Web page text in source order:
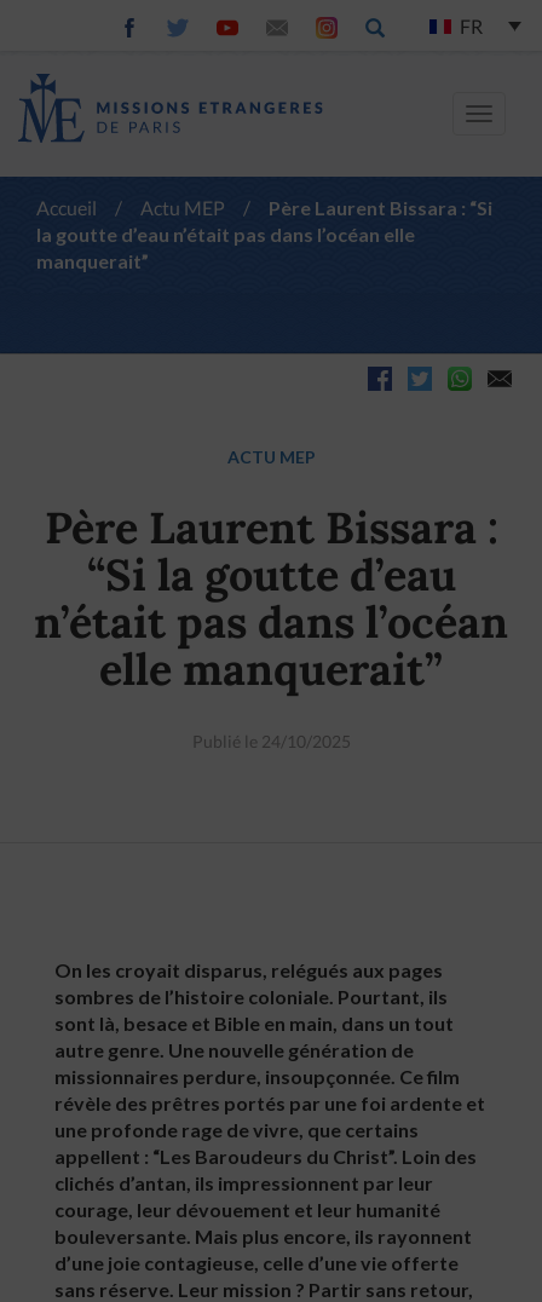
FR
Toggle
Accueil / Actu MEP /
Père Laurent Bissara : “Si
la goutte d’eau n’était pas dans l’océan elle
manquerait”
ACTU MEP
Père Laurent Bissara :
“Si la goutte d’eau
n’était pas dans l’océan
elle manquerait”
Publié le 24/10/2025
On les croyait disparus, relégués aux pages
sombres de l’histoire coloniale. Pourtant, ils
sont là, besace et Bible en main, dans un tout
autre genre. Une nouvelle génération de
missionnaires perdure, insoupçonnée. Ce film
révèle des prêtres portés par une foi ardente et
une profonde rage de vivre, que certains
appellent : “Les Baroudeurs du Christ”. Loin des
clichés d’antan, ils impressionnent par leur
courage, leur dévouement et leur humanité
bouleversante. Mais plus encore, ils rayonnent
d’une joie contagieuse, celle d’une vie offerte
sans réserve. Leur mission ? Partir sans retour,